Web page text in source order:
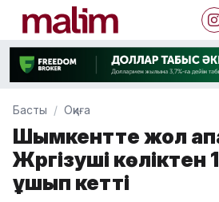
Басты Оқиға
Шымкентте жол
Жүргізуші көліктен
ұшып кетті